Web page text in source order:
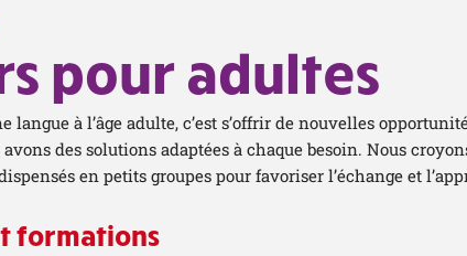
pour adultes
langue à l’âge adulte, c’est s’offrir de nouvelles
des solutions adaptées à chaque besoin. Nous
en petits groupes pour favoriser l’échange et
formations